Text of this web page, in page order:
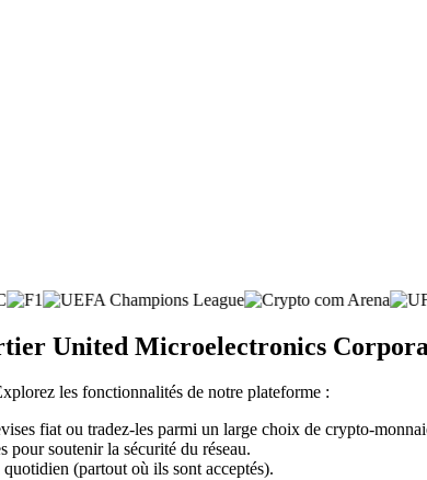
United Microelectronics
les fonctionnalités de notre plateforme :
fiat ou tradez-les parmi un large choix de crypto-
pour soutenir la sécurité du réseau.
(partout où ils sont acceptés).